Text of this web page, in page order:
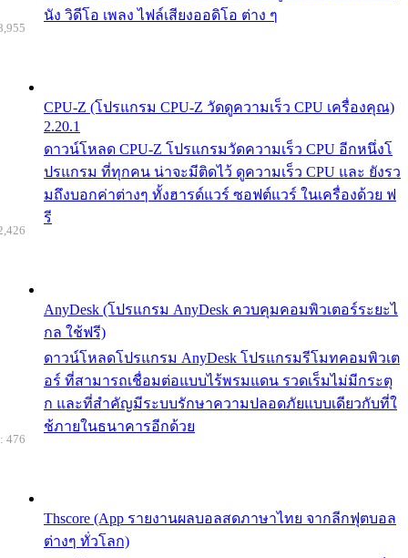
นัง วิดีโอ เพลง ไฟล์เสียงออดิโอ ต่าง ๆ
CPU-Z (โปรแกรม CPU-Z วัดดูความเร็ว CPU เครื่องคุณ)
2.20.1
ดาวน์โหลด CPU-Z โปรแกรมวัดความเร็ว CPU อีกหนึ่งโ
ปรแกรม ที่ทุกคน น่าจะมีติดไว้ ดูความเร็ว CPU และ ยังรว
มถึงบอกค่าต่างๆ ทั้งฮารด์แวร์ ซอฟต์แวร์ ในเครื่องด้วย ฟ
รี
AnyDesk (โปรแกรม AnyDesk ควบคุมคอมพิวเตอร์ระยะไ
กล ใช้ฟรี)
ดาวน์โหลดโปรแกรม AnyDesk โปรแกรมรีโมทคอมพิวเต
อร์ ที่สามารถเชื่อมต่อแบบไร้พรมแดน รวดเร็มไม่มีกระตุ
ก และที่สำคัญมีระบบรักษาความปลอดภัยแบบเดียวกับที่ใ
ช้ภายในธนาคารอีกด้วย
Thscore (App รายงานผลบอลสดภาษาไทย จากลีกฟุตบอล
ต่างๆ ทั่วโลก)
476